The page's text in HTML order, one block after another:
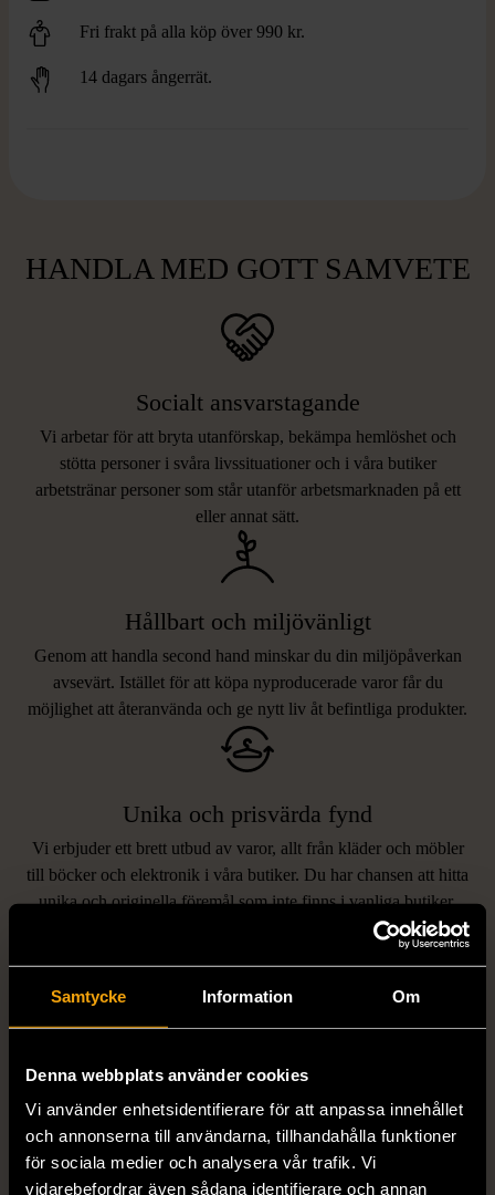
Samtycke Information Om
Denna webbplats använder cookies
Vi använder enhetsidentifierare för att anpassa innehållet
och annonserna till användarna, tillhandahålla funktioner
för sociala medier och analysera vår trafik. Vi
vidarebefordrar även sådana identifierare och annan
Fri frakt på alla köp över 990 kr.
14 dagars ångerrät.
HANDLA MED GOTT SAMVETE
Socialt ansvarstagande
Vi arbetar för att bryta utanförskap, bekämpa hemlöshet och
stötta personer i svåra livssituationer och i våra butiker
arbetstränar personer som står utanför arbetsmarknaden på ett
eller annat sätt.
Hållbart och miljövänligt
Genom att handla second hand minskar du din miljöpåverkan
avsevärt. Istället för att köpa nyproducerade varor får du
möjlighet att återanvända och ge nytt liv åt befintliga produkter.
Unika och prisvärda fynd
Vi erbjuder ett brett utbud av varor, allt från kläder och möbler
till böcker och elektronik i våra butiker. Du har chansen att hitta
unika och originella föremål som inte finns i vanliga butiker.
LIKNANDE PRODUKTER
Hitta produkter som påminner om denna
1/5 1/5